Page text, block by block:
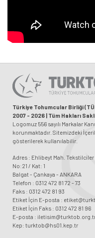
Türkiye Tohumcular Birliği
2007 - 2026 | Tüm Hakları
Logomuz 556 sayılı Markalar
korunmaktadır. Sitemizdeki
gösterilerek kullanılabilir.
Adres : Ehlibeyt Mah.
No:21 / Kat: 1
Balgat - Çankaya - ANKARA
Telefon : 0312 472 81 72 - 73
Faks : 0312 472 81 93
Etiket İçin E-posta :
Etiket İçin Faks : 0312 472 81 96
E-posta :
Kep: turktob@hs01.kep.tr